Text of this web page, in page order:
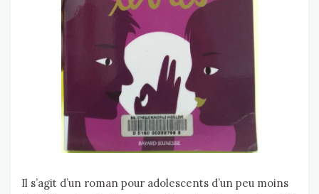
Il s’agit d’un roman pour adolescents d’un peu moins